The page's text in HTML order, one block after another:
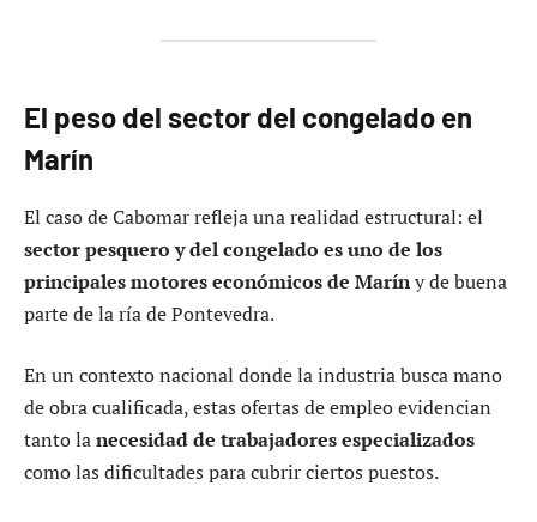
El peso del sector del congelado en
Marín
El caso de Cabomar refleja una realidad estructural: el
sector pesquero y del congelado es uno de los
principales motores económicos de Maríny de buena
parte de la ría de Pontevedra.
En un contexto nacional donde la industria busca mano
de obra cualificada, estas ofertas de empleo evidencian
tanto lanecesidad de trabajadores especializados
como las dificultades para cubrir ciertos puestos.